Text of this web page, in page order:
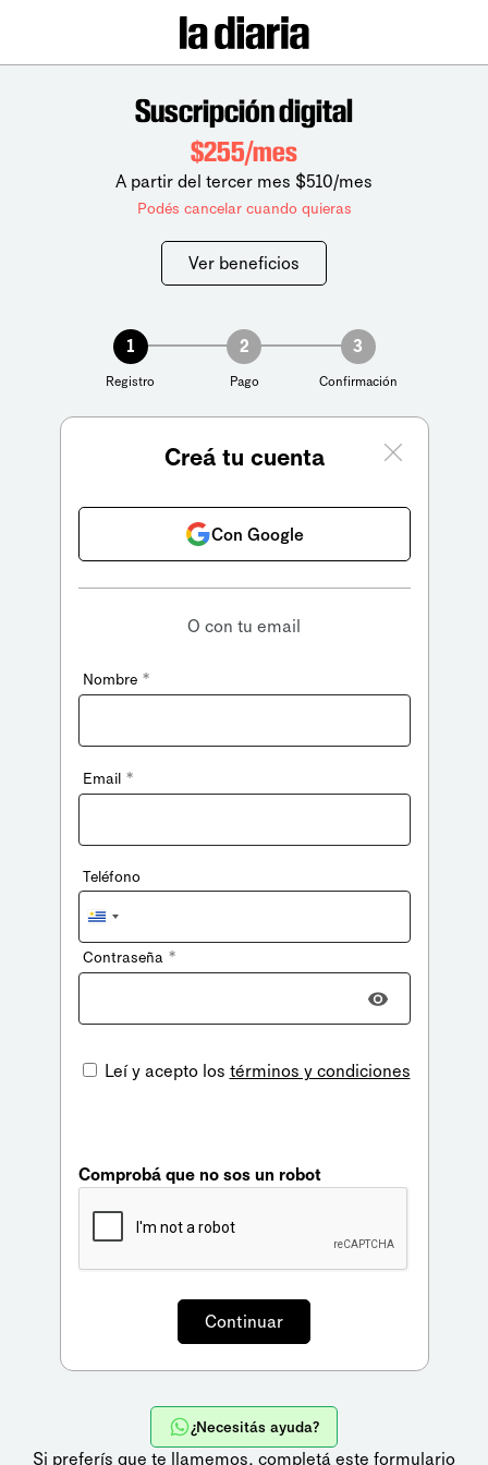
Suscripción digital
$255/mes
A partir del tercer mes $510/mes
Podés cancelar cuando quieras
Ver beneficios
1
Registro
2
Pago
3
Confirmación
Creá tu cuenta
Con Google
O con tu email
Nombre *
Email *
Teléfono
Uruguay
+598
Contraseña *
Leí y acepto los términos y condiciones
Comprobá que no sos un robot
¿Necesitás ayuda?
Si preferís que te llamemos, completá este formulario